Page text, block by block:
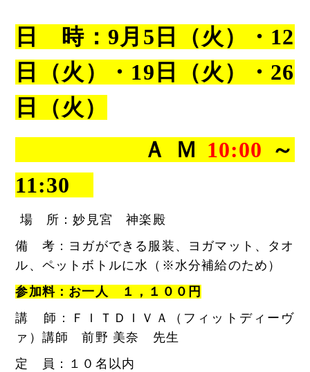
日 時：9月5日（火）・12
日（火）・19日（火）・26
日（火）
ＡＭ 10:00 ～
11:30
場 所：妙見宮 神楽殿
備 考：ヨガができる服装、ヨガマット、タオ
ル、ペットボトルに水（※水分補給のため）
参加料：お一人 １，１００円
講 師：ＦＩＴＤＩＶＡ（フィットディーヴ
ァ）講師 前野 美奈 先生
定 員：１０名以内